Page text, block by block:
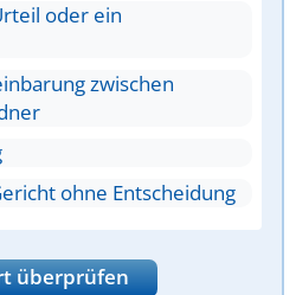
oder ein
zwischen
ohne Entscheidung
überprüfen